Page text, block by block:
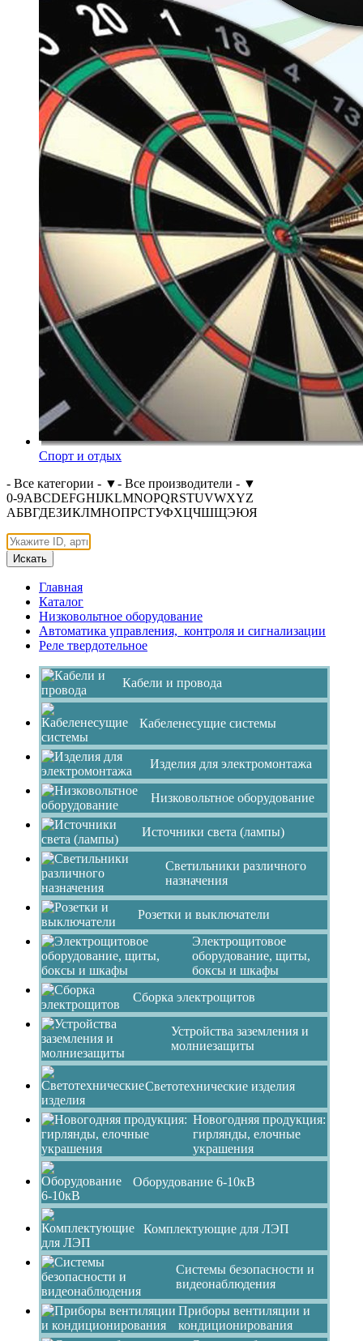
Спорт и отдых
- Все категории - ▼- Все производители - ▼
0-9ABCDEFGHIJKLMNOPQRSTUVWXYZ
АБВГДЕЗИКЛМНОПРСТУФХЦЧШЩЭЮЯ
Искать
Главная
Каталог
Низковольтное оборудование
Автоматика управления, контроля и сигнализации
Реле твердотельное
Кабели и провода
Кабеленесущие системы
Изделия для электромонтажа
Низковольтное оборудование
Источники света (лампы)
Светильники различного
назначения
Розетки и выключатели
Электрощитовое
оборудование, щиты,
боксы и шкафы
Сборка электрощитов
Устройства заземления и
молниезащиты
Светотехнические изделия
Новогодняя продукция:
гирлянды, елочные
украшения
Оборудование 6-10кВ
Комплектующие для ЛЭП
Системы безопасности и
видеонаблюдения
Приборы вентиляции и
кондиционирования